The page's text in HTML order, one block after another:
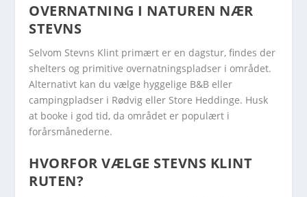
OVERNATNING I NATUREN NÆR
STEVNS
Selvom Stevns Klint primært er en dagstur, findes der
shelters og primitive overnatningspladser i området.
Alternativt kan du vælge hyggelige B&B eller
campingpladser i Rødvig eller Store Heddinge. Husk
at booke i god tid, da området er populært i
forårsmånederne.
HVORFOR VÆLGE STEVNS KLINT
RUTEN?